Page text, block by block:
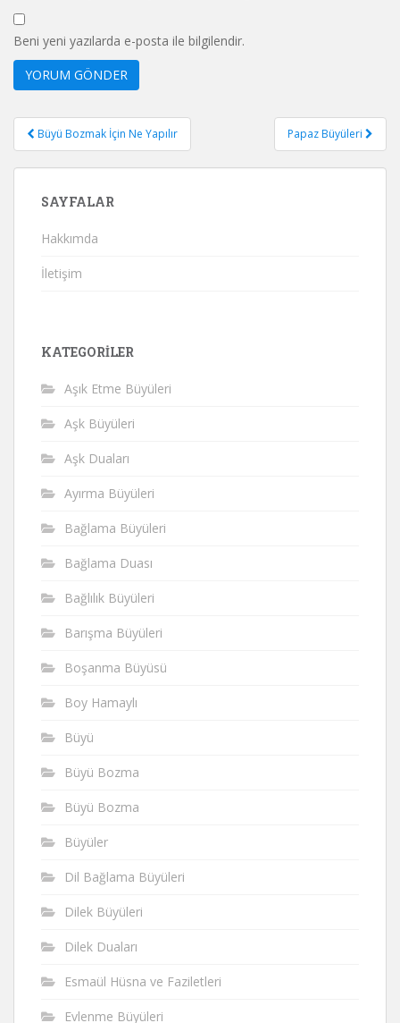
Beni yeni yazılarda e-posta ile bilgilendir.
Yazı
gezinmesi
Büyü Bozmak İçin Ne Yapılır Papaz Büyüleri
SAYFALAR
Hakkımda
İletişim
KATEGORILER
Aşık Etme Büyüleri
Aşk Büyüleri
Aşk Duaları
Ayırma Büyüleri
Bağlama Büyüleri
Bağlama Duası
Bağlılık Büyüleri
Barışma Büyüleri
Boşanma Büyüsü
Boy Hamaylı
Büyü
Büyü Bozma
Büyü Bozma
Büyüler
Dil Bağlama Büyüleri
Dilek Büyüleri
Dilek Duaları
Esmaül Hüsna ve Faziletleri
Evlenme Büyüleri